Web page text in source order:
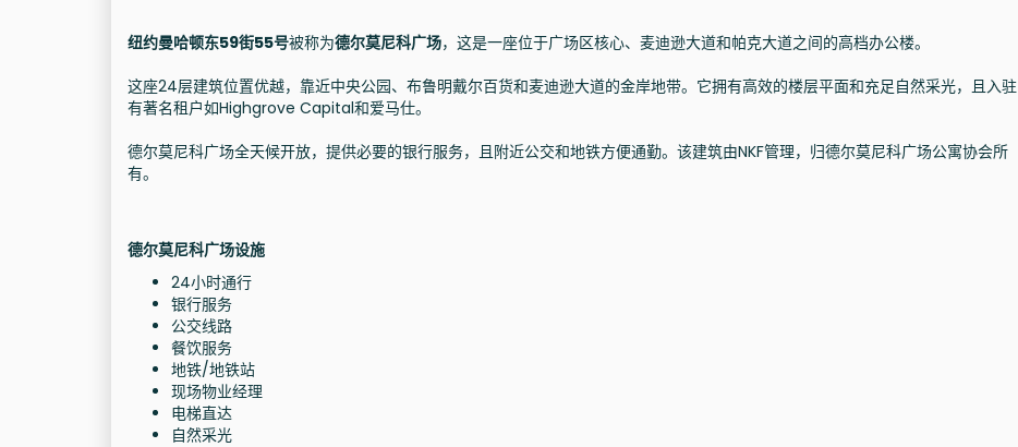
纽约曼哈顿东59街55号被称为德尔莫尼科广场，这是一座位于广场区核心、麦迪逊大道和帕克大道之间的高档办公楼。
这座24层建筑位置优越，靠近中央公园、布鲁明戴尔百货和麦迪逊大道的金岸地带。它拥有高效的楼层平面和充足自然采光，且入驻
有著名租户如Highgrove Capital和爱马仕。
德尔莫尼科广场全天候开放，提供必要的银行服务，且附近公交和地铁方便通勤。该建筑由NKF管理，归德尔莫尼科广场公寓协会所
有。
德尔莫尼科广场设施
24小时通行
银行服务
公交线路
餐饮服务
地铁/地铁站
现场物业经理
电梯直达
自然采光